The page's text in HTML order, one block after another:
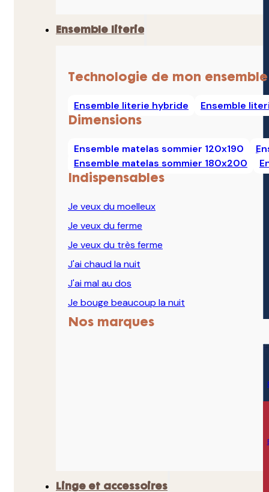
Ensemble literie
Technologie de mon ensemble
Ensemble literie hybride Ensemble
Dimensions
Ensemble matelas sommier 120x190
Ensemble matelas sommier 180x200
Indispensables
Je veux du moelleux
Je veux du ferme
Je veux du très ferme
J'ai chaud la nuit
J'ai mal au dos
Je bouge beaucoup la nuit
Nos marques
Linge et accessoires